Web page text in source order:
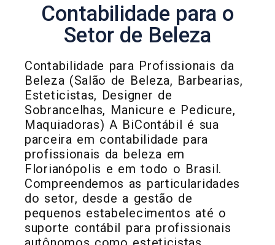
Contabilidade para o
Setor de Beleza
Contabilidade para Profissionais da
Beleza (Salão de Beleza, Barbearias,
Esteticistas, Designer de
Sobrancelhas, Manicure e Pedicure,
Maquiadoras) A BiContábil é sua
parceira em contabilidade para
profissionais da beleza em
Florianópolis e em todo o Brasil.
Compreendemos as particularidades
do setor, desde a gestão de
pequenos estabelecimentos até o
suporte contábil para profissionais